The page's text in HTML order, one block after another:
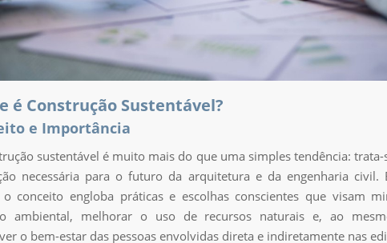
é Construção Sustentável?
e Importância
sustentável é muito mais do que uma simples tendência: trata-
necessária para o futuro da arquitetura e da engenharia civil.
o conceito engloba práticas e escolhas conscientes que visam
ambiental, melhorar o uso de recursos naturais e, ao
o bem-estar das pessoas envolvidas direta e indiretamente nas